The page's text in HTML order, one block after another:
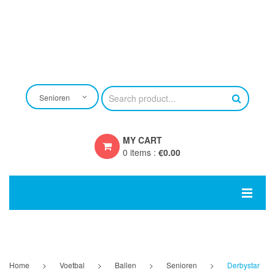
Senioren
MY CART
0 items : €0.00
Home > Voetbal > Ballen > Senioren >
Derbystar